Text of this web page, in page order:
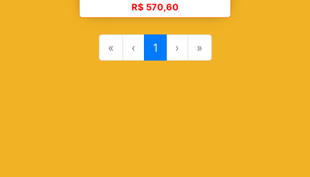
R$ 570,60
« ‹ 1 › »